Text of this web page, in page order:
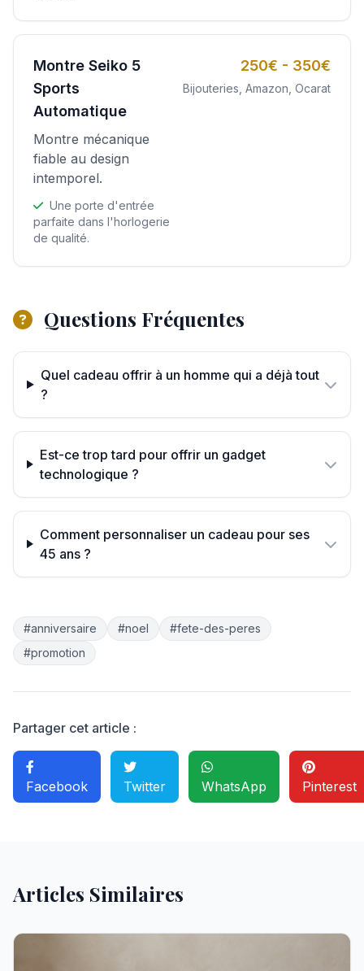
Montre Seiko 5
Sports
Automatique
Montre mécanique
fiable au design
intemporel.
Une porte d'entrée
parfaite dans l'horlogerie
de qualité.
250€ - 350€
Bijouteries, Amazon, Ocarat
Questions Fréquentes
Quel cadeau offrir à un homme qui a déjà tout
?
Est-ce trop tard pour offrir un gadget
technologique ?
Comment personnaliser un cadeau pour ses
45 ans ?
#anniversaire #noel
#fete-des-peres
#promotion
Partager cet article :
Facebook Twitter WhatsApp Pinterest
Articles Similaires